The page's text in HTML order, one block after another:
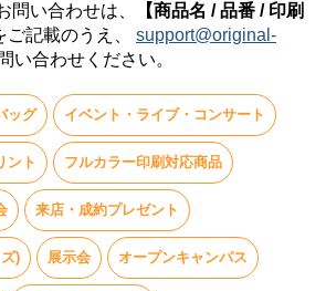
問い合わせは、
【商品名 / 品番 / 印刷
ご記載のうえ、 support@original-
い合わせください。
ッグ イベント・ライブ・コンサート
ント フルカラー印刷対応商品
来店・成約プレゼント
) 展示会 オープンキャンパス